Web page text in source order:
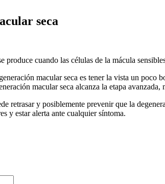
seca
produce cuando las células de la mácula
macular seca es tener la vista un poco
macular seca alcanza la etapa
retrasar y posiblemente prevenir que la
y estar alerta ante cualquier síntoma.